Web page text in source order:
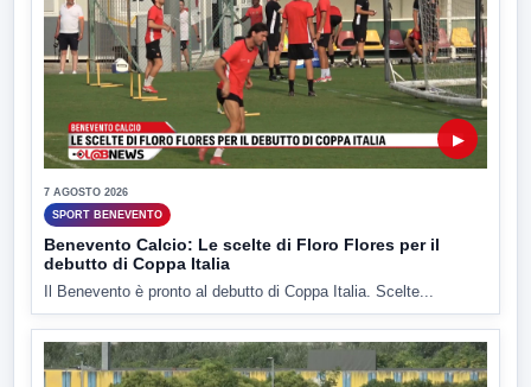
▶
7 AGOSTO 2026
SPORT BENEVENTO
Benevento Calcio: Le scelte di Floro Flores per il
debutto di Coppa Italia
Il Benevento è pronto al debutto di Coppa Italia. Scelte...